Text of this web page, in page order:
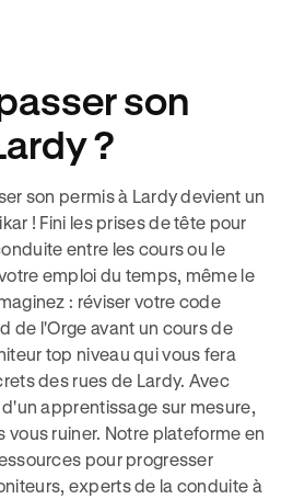
son
?
son permis à Lardy devient un
! Fini les prises de tête pour
entre les cours ou le
emploi du temps, même le
: réviser votre code
de l'Orge avant un cours de
top niveau qui vous fera
des rues de Lardy. Avec
apprentissage sur mesure,
vous ruiner. Notre plateforme en
pour progresser
experts de la conduite à